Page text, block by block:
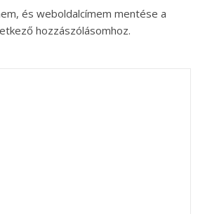
és weboldalcímem mentése a
hozzászólásomhoz.